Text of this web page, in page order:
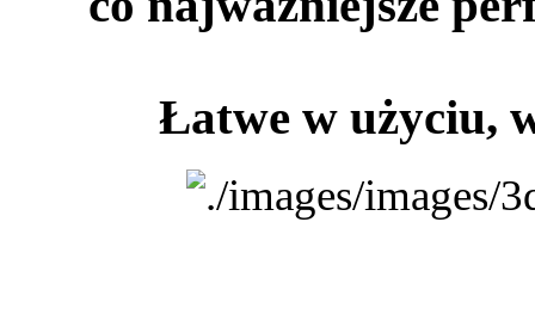
Łatwe w użyciu,